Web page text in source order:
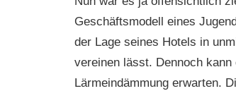
Geschäftsmodell eines
der Lage seines Hotels in
vereinen lässt. Dennoch
Lärmeindämmung erwarten.